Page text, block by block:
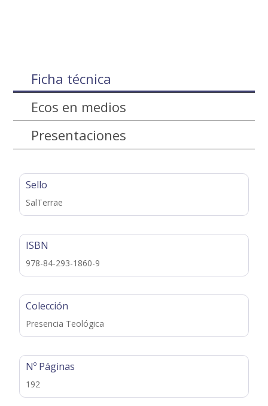
Ficha técnica
Ecos en medios
Presentaciones
Sello
SalTerrae
ISBN
978-84-293-1860-9
Colección
Presencia Teológica
Nº Páginas
192